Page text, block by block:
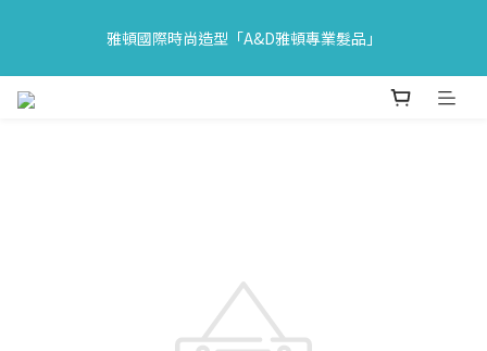
$1500送旅行組
雅頓國際時尚造型「A&D雅頓專業髮品」
✨全館滿額免運 ! 單筆訂單超商$1,500  物流宅配$2,000✨